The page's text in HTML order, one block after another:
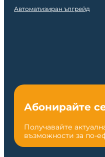
Автоматизиран ъпгрейд
Абонирайте
Получавайте
възможности за по-